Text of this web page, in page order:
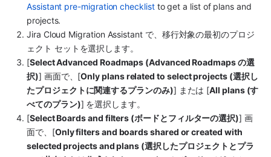
Assistant pre-migration checklist to get a list of plans and
projects.
Jira Cloud Migration Assistant で、移行対象の最初のプロジ
ェクト セットを選択します。
[Select Advanced Roadmaps (Advanced Roadmaps の選
択)] 画面で、[Only plans related to select projects (選択し
たプロジェクトに関連するプランのみ)] または [All plans (す
べてのプラン)] を選択します。
[Select Boards and filters (ボードとフィルターの選択)] 画
面で、[Only filters and boards shared or created with
selected projects and plans (選択したプロジェクトとプラ